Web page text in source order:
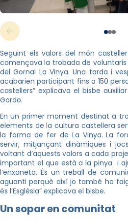
Seguint els valors del món
començava la trobada de
del Gornal La Vinya. Una tarda i
acabarien participant fins a 150
castellers” explicava el bisbe
Gordo.
En un primer moment destinat a
elements de la cultura castellera
la forma de fer de La Vinya. La
servir, mitjançant dinàmiques i
voltant d’aquests valors a cada
important el que està a la pinya i
l’enxaneta. És un treball de
aguanti perquè així jo també ho
és l’Església” explicava el bisbe.
Un sopar en comunitat